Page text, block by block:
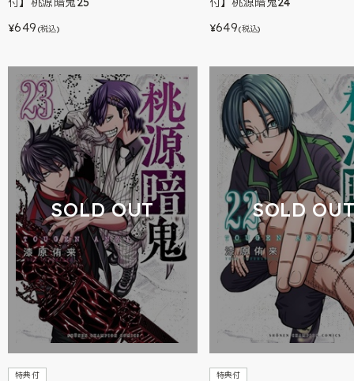
¥649 (税込) ¥649(税込)
SOLD OUT
特典付
SOLD
特典付